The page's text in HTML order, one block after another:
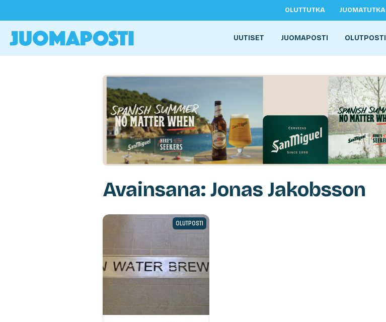
OLUTTUTKA JUOMATUTKA
UUTISET JUOMAPOSTI OLUTPOSTI
Avainsana: Jonas Jakobsson
OLUTPOSTI